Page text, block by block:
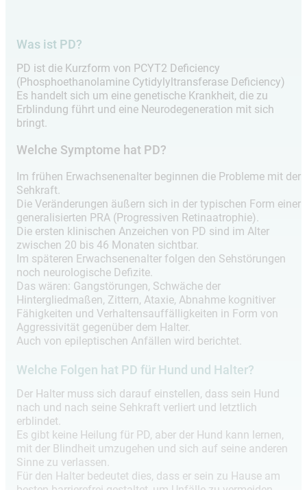
Was ist PD?
PD ist die Kurzform von PCYT2 Deficiency
(Phosphoethanolamine Cytidylyltransferase Deficiency)
Es handelt sich um eine genetische Krankheit, die zu
Erblindung führt und eine Neurodegeneration mit sich
bringt.
Welche Symptome hat PD?
Im frühen Erwachsenenalter beginnen die Probleme mit der
Sehkraft.
Die Veränderungen äußern sich in der typischen Form einer
generalisierten PRA (Progressiven Retinaatrophie).
Die ersten klinischen Anzeichen von PD sind im Alter
zwischen 20 bis 46 Monaten sichtbar.
Im späteren Erwachsenenalter folgen den Sehstörungen
noch neurologische Defizite.
Das wären: Gangstörungen, Schwäche der
Hintergliedmaßen, Zittern, Ataxie, Abnahme kognitiver
Fähigkeiten und Verhaltensauffälligkeiten in Form von
Aggressivität gegenüber dem Halter.
Auch von epileptischen Anfällen wird berichtet.
Welche Folgen hat PD für Hund und Halter?
Der Halter muss sich darauf einstellen, dass sein Hund
nach und nach seine Sehkraft verliert und letztlich
erblindet.
Es gibt keine Heilung für PD, aber der Hund kann lernen,
mit der Blindheit umzugehen und sich auf seine anderen
Sinne zu verlassen.
Für den Halter bedeutet dies, dass er sein zu Hause am